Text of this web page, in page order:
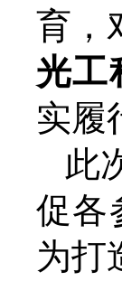
育，
光工
实履
此
促各
为打